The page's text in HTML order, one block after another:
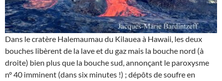
Dans le cratère Halemaumau du Kilauea à Hawaii, les deux
bouches libèrent de la lave et du gaz mais la bouche nord (à
droite) bien plus que la bouche sud, annonçant le paroxysme
n° 40 imminent (dans six minutes !) ; dépôts de soufre en